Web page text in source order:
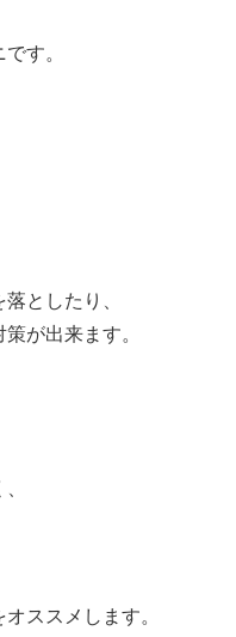
す。
としたり、
が出来ます。
ススメします。